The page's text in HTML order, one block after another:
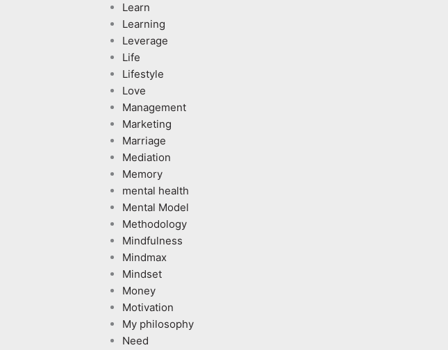
Learn
Learning
Leverage
Life
Lifestyle
Love
Management
Marketing
Marriage
Mediation
Memory
mental health
Mental Model
Methodology
Mindfulness
Mindmax
Mindset
Money
Motivation
My philosophy
Need